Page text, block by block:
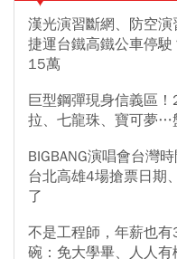
漢光演習斷網、防空
捷運台鐵高鐵公車停
15萬
巨型鋼彈現身信義區
拉、七龍珠、寶可夢…
BIGBANG演唱會台灣
台北高雄4場搶票日
了
不是工程師，年薪也
碗：免大學畢、人人